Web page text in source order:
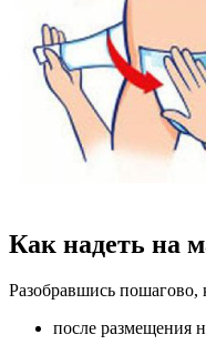
Как надеть на
Разобравшись пошагово,
после размещения